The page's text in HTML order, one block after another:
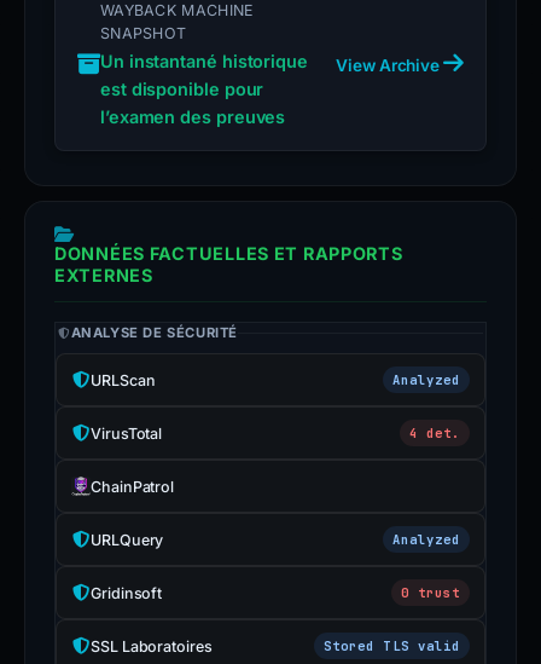
WAYBACK MACHINE
SNAPSHOT
Un instantané historique
est disponible pour
l’examen des preuves
View Archive
DONNÉES FACTUELLES ET RAPPORTS
EXTERNES
ANALYSE DE SÉCURITÉ
URLScan Analyzed
VirusTotal 4 det.
ChainPatrol
URLQuery Analyzed
Gridinsoft 0 trust
SSL Laboratoires Stored TLS valid